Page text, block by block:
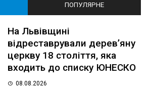
ПОПУЛЯРНЕ
На Львівщині
відреставрували дерев’яну
церкву 18 століття, яка
входить до списку ЮНЕСКО
08.08.2026